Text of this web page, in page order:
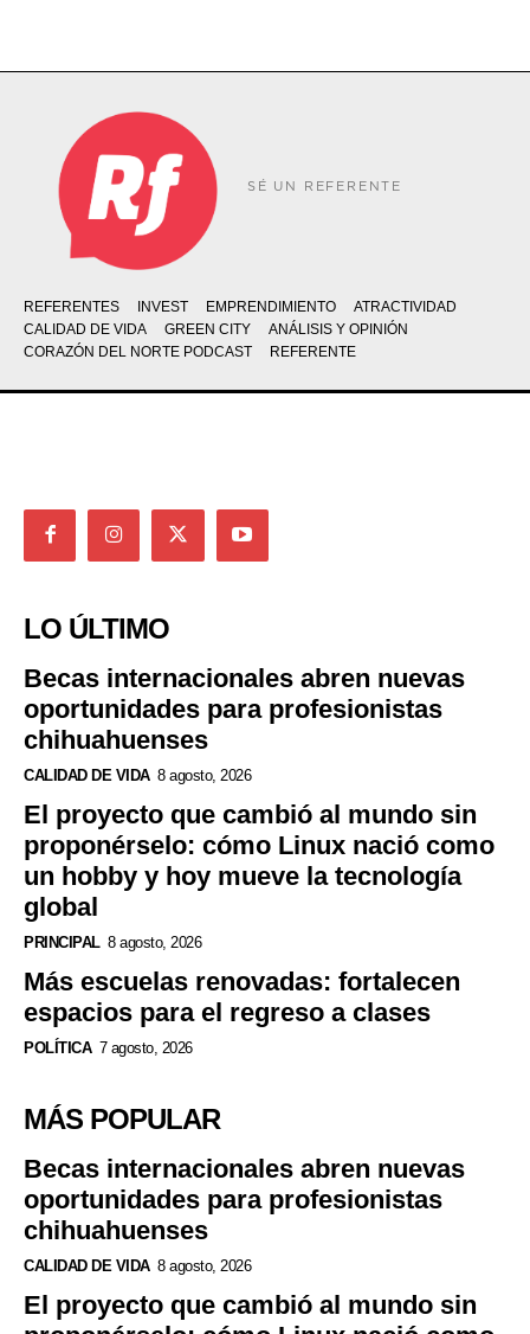
SÉ UN REFERENTE
REFERENTES INVEST EMPRENDIMIENTO
ATRACTIVIDAD
CALIDAD DE VIDA
GREEN CITY
ANÁLISIS Y OPINIÓN
CORAZÓN DEL NORTE PODCAST
REFERENTE
LO ÚLTIMO
Becas internacionales abren nuevas
oportunidades para profesionistas
chihuahuenses
CALIDAD DE VIDA 8 agosto, 2026
El proyecto que cambió al mundo sin
proponérselo: cómo Linux nació como
un hobby y hoy mueve la tecnología
global
PRINCIPAL 8 agosto, 2026
Más escuelas renovadas: fortalecen
espacios para el regreso a clases
POLÍTICA 7 agosto, 2026
MÁS POPULAR
Becas internacionales abren nuevas
oportunidades para profesionistas
chihuahuenses
CALIDAD DE VIDA 8 agosto, 2026
El proyecto que cambió al mundo sin